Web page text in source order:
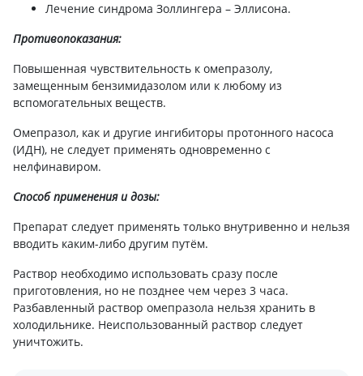
Лечение синдрома Золлингера – Эллисона.
Противопоказания:
Повышенная чувствительность к омепразолу,
замещенным бензимидазолом или к любому из
вспомогательных веществ.
Омепразол, как и другие ингибиторы протонного насоса
(ИДН), не следует применять одновременно с
нелфинавиром.
Способ применения и дозы:
Препарат следует применять только внутривенно и нельзя
вводить каким-либо другим путём.
Раствор необходимо использовать сразу после
приготовления, но не позднее чем через 3 часа.
Разбавленный раствор омепразола нельзя хранить в
холодильнике. Неиспользованный раствор следует
уничтожить.